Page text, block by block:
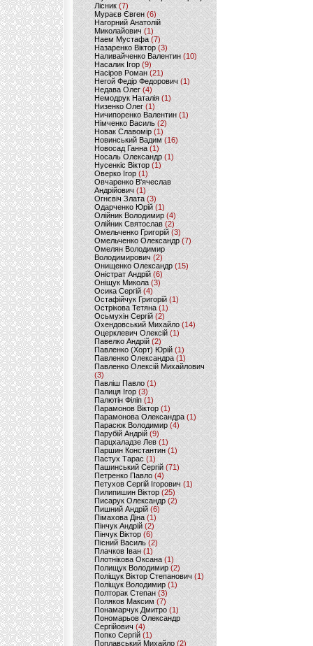
Лісник (7)
Мураєв Євген(6)
Нагорний Анатолій
Миколайович (1)
Наем Мустафа (7)
Назаренко Віктор (3)
Наливайченко Валентин (10)
Насалик Ігор(9)
Насіров Роман (21)
Негой Федір Федорович(1)
Недава Олег(4)
Немодрук Наталія(1)
Низенко Олег (1)
Ничипоренко Валентин (1)
Німченко Василь (2)
Новак Славомір (1)
Новинський Вадим (16)
Новосад Ганна (1)
Носаль Олександр (1)
Нусенкіс Віктор (1)
Оверко Ігор (1)
Овчаренко В'ячеслав
Андрійович(1)
Огнєвіч Злата (3)
Одарченко Юрій(1)
Олійник Володимир (4)
Олійник Святослав (2)
Омельченко Григорій (3)
Омельченко Олександр(7)
Омелян Володимир
Володимирович (2)
Онищенко Олександр (15)
Оністрат Андрій (6)
Оніщук Микола (3)
Осика Сергій(4)
Остафійчук Григорій(1)
Острікова Тетяна (1)
Осьмухін Сергій (2)
Охендовський Михайло (14)
Оцерклевич Олексій (1)
Павелко Андрій (2)
Павленко (Хорт) Юрій (1)
Павленко Олександра (1)
Павленко Олексій Михайлович
(3)
Павліш Павло(1)
Палиця Ігор (3)
Палютін Філіп(1)
Парамонов Віктор (1)
Парамонова Олександра(1)
Парасюк Володимир(4)
Парубій Андрій (9)
Парцхаладзе Лев (1)
Паршин Константин(1)
Пастух Тарас (1)
Пашинський Сергій (71)
Петренко Павло (4)
Петухов Сергій Ігорович (1)
Пилипишин Віктор(25)
Писарук Олександр(2)
Пишний Андрій (6)
Пімахова Діна(1)
Пінчук Андрій(2)
Пінчук Віктор (6)
Пісний Василь (2)
Плачков Іван(1)
Плотнікова Оксана (1)
Полищук Володимир(2)
Поліщук Віктор Степанович(1)
Поліщук Володимир (1)
Полторак Степан(3)
Поляков Максим (7)
Понамарчук Дмитро (1)
Пономарьов Олександр
Сергійович(4)
Попко Сергій (1)
Поплавський Михайло (2)